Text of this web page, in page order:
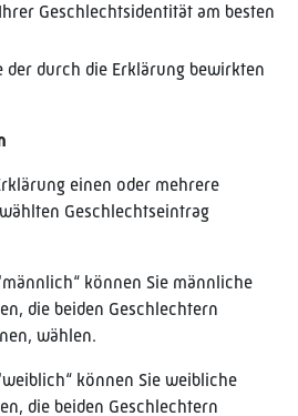
Geschlechtsidentität am besten
der durch die Erklärung bewirkten
einen oder mehrere
Geschlechtseintrag
können Sie männliche
die beiden Geschlechtern
wählen.
können Sie weibliche
die beiden Geschlechtern